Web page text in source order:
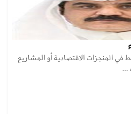
في المنجزات الاقتصادية أو المشاريع
...